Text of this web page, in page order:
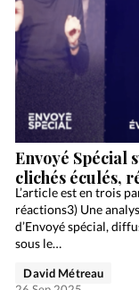
Envoyé Spécial
clichés éculés,
L’article est en trois
réactions3) Une
d’Envoyé spécial,
sous le…
David Métreau